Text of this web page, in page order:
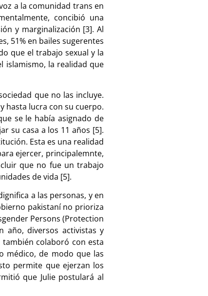
a la comunidad trans en
concibió una
y marginalización [3]. Al
51% en bailes sugerentes
que el trabajo sexual y la
islamismo, la realidad que
que no las incluye.
hasta lucra con su cuerpo.
se le había asignado de
su casa a los 11 años [5].
Esta es una realidad
ejercer, principalemnte,
que no fue un trabajo
de vida [5].
a las personas, y en
pakistaní no prioriza
Persons (Protection
año, diversos activistas y
colaboró con esta
médico, de modo que las
permite que ejerzan los
que Julie postulará al